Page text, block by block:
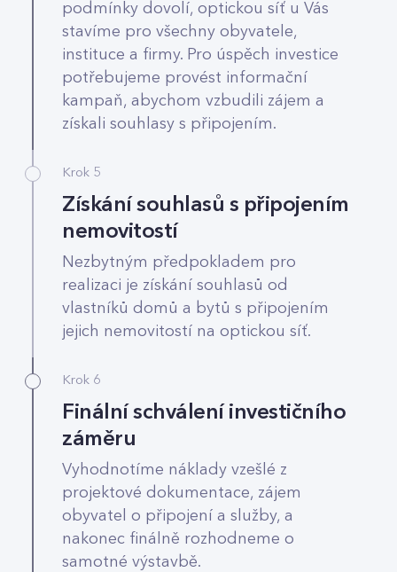
podmínky dovolí, optickou síť u Vás
stavíme pro všechny obyvatele,
instituce a firmy. Pro úspěch investice
potřebujeme provést informační
kampaň, abychom vzbudili zájem a
získali souhlasy s připojením.
Krok 5
Získání souhlasů s připojením
nemovitostí
Nezbytným předpokladem pro
realizaci je získání souhlasů od
vlastníků domů a bytů s připojením
jejich nemovitostí na optickou síť.
Krok 6
Finální schválení investičního
záměru
Vyhodnotíme náklady vzešlé z
projektové dokumentace, zájem
obyvatel o připojení a služby, a
nakonec finálně rozhodneme o
samotné výstavbě.